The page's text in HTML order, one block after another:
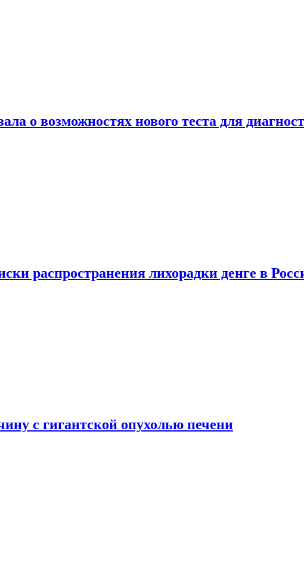
о возможностях нового теста для
распространения лихорадки денге в
с гигантской опухолью печени